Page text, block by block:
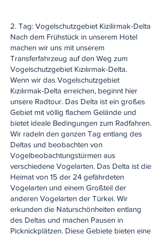
​2. Tag: Vogelschutzgebiet Kizilirmak-Delta
Nach dem Frühstück in unserem Hotel
machen wir uns mit unserem
Transferfahrzeug auf den Weg zum
Vogelschutzgebiet Kızılırmak-Delta.
Wenn wir das Vogelschutzgebiet
Kızılırmak-Delta erreichen, beginnt hier
unsere Radtour. Das Delta ist ein großes
Gebiet mit völlig flachem Gelände und
bietet ideale Bedingungen zum Radfahren.
Wir radeln den ganzen Tag entlang des
Deltas und beobachten von
Vogelbeobachtungstürmen aus
verschiedene Vogelarten. Das Delta ist die
Heimat von 15 der 24 gefährdeten
Vogelarten und einem Großteil der
anderen Vogelarten der Türkei. Wir
erkunden die Naturschönheiten entlang
des Deltas und machen Pausen in
Picknickplätzen. Diese Gebiete bieten eine